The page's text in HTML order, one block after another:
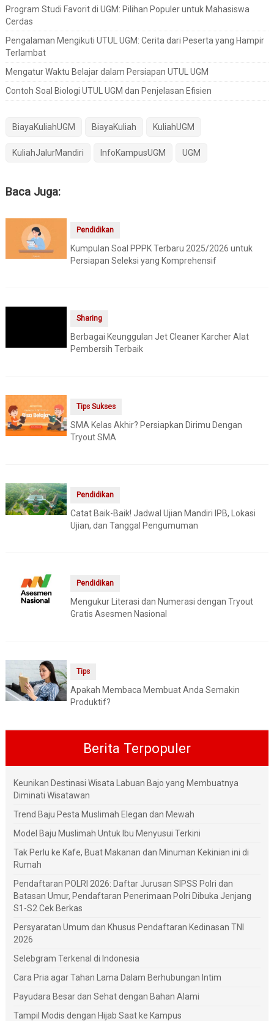
Program Studi Favorit di UGM: Pilihan Populer untuk Mahasiswa
Cerdas
Pengalaman Mengikuti UTUL UGM: Cerita dari Peserta yang Hampir
Terlambat
Mengatur Waktu Belajar dalam Persiapan UTUL UGM
Contoh Soal Biologi UTUL UGM dan Penjelasan Efisien
BiayaKuliahUGM BiayaKuliah KuliahUGM
KuliahJalurMandiri InfoKampusUGM UGM
Baca Juga:
Pendidikan
Kumpulan Soal PPPK Terbaru 2025/2026 untuk
Persiapan Seleksi yang Komprehensif
Sharing
Berbagai Keunggulan Jet Cleaner Karcher Alat
Pembersih Terbaik
Tips Sukses
SMA Kelas Akhir? Persiapkan Dirimu Dengan
Tryout SMA
Pendidikan
Catat Baik-Baik! Jadwal Ujian Mandiri IPB, Lokasi
Ujian, dan Tanggal Pengumuman
Pendidikan
Mengukur Literasi dan Numerasi dengan Tryout
Gratis Asesmen Nasional
Tips
Apakah Membaca Membuat Anda Semakin
Produktif?
Berita Terpopuler
Keunikan Destinasi Wisata Labuan Bajo yang Membuatnya
Diminati Wisatawan
Trend Baju Pesta Muslimah Elegan dan Mewah
Model Baju Muslimah Untuk Ibu Menyusui Terkini
Tak Perlu ke Kafe, Buat Makanan dan Minuman Kekinian ini di
Rumah
Pendaftaran POLRI 2026: Daftar Jurusan SIPSS Polri dan
Batasan Umur, Pendaftaran Penerimaan Polri Dibuka Jenjang
S1-S2 Cek Berkas
Persyaratan Umum dan Khusus Pendaftaran Kedinasan TNI
2026
Selebgram Terkenal di Indonesia
Cara Pria agar Tahan Lama Dalam Berhubungan Intim
Payudara Besar dan Sehat dengan Bahan Alami
Tampil Modis dengan Hijab Saat ke Kampus